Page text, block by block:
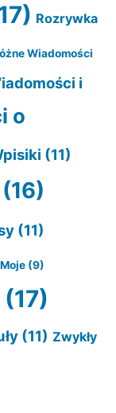
Rozrywka
Wiadomości
i
o
(11)
(16)
(11)
(9)
(17)
(11) Zwykły